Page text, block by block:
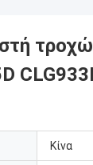
Κίνα